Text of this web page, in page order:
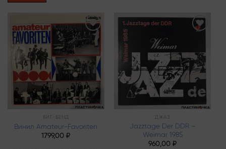
Add to
wishlist
БИГ-БЕНД
Винил Amateur-Favoriten
1799,00₽
ДЖАЗ
Jazztage Der DDR –
Weimar 1985
960,00₽